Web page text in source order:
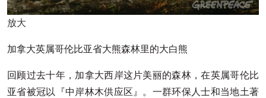
放大
加拿大英属哥伦比亚省大熊森林里的大白熊
回顾过去十年，加拿大西岸这片美丽的森林，在英属哥伦比
亚省被冠以『中岸林木供应区』。一群环保人士和当地土著